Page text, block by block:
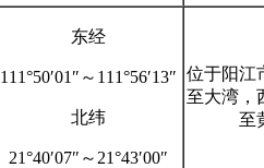
东经
111°50′01″～111°56′13″
北纬
21°40′07″～21°43′00″
位于阳江
至大湾，
至